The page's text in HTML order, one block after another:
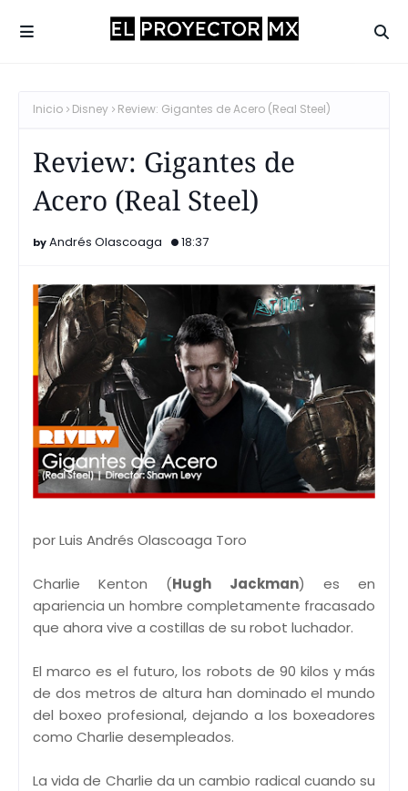
Inicio Disney Review: Gigantes de Acero (Real Steel)
Review: Gigantes de
Acero (Real Steel)
Andrés Olascoaga 18:37
por Luis Andrés Olascoaga Toro
Charlie Kenton (Hugh Jackman) es en
apariencia un hombre completamente fracasado
que ahora vive a costillas de su robot luchador.
El marco es el futuro, los robots de 90 kilos y más
de dos metros de altura han dominado el mundo
del boxeo profesional, dejando a los boxeadores
como Charlie desempleados.
La vida de Charlie da un cambio radical cuando su